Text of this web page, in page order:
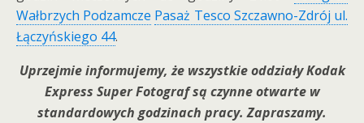
Wałbrzych Podzamcze Pasaż Tesco Szczawno-Zdrój ul.
Łączyńskiego 44.
Uprzejmie informujemy, że wszystkie oddziały Kodak
Express Super Fotograf są czynne otwarte w
standardowych godzinach pracy. Zapraszamy.